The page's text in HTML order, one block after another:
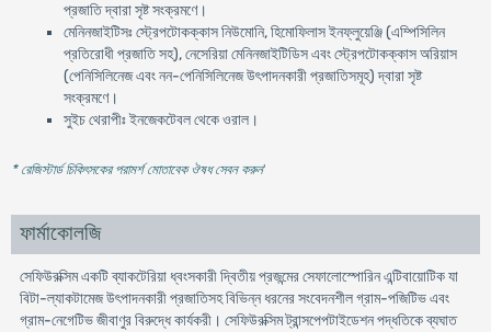
প্রজাতি দ্বারা সৃষ্ট সংক্রমণে।
মেনিনজাইটিসঃ স্ট্রেপটোকক্কাস নিউমোনি, হিমোফিলাস ইনফ্লুয়েঞ্জি (এম্পিসিলিন
প্রতিরোধী প্রজাতি সহ), নেসেরিয়া মেনিনজাইটিডিস এবং স্ট্রেপটোকক্কাস অরিয়াস
(পেনিসিলিনেজ এবং নন-পেনিসিলিনেজ উৎপাদনকারী প্রজাতিসমূহ) দ্বারা সৃষ্ট
সংক্রমণে।
সুইচ থেরাপীঃ ইনজেকটেবল থেকে ওরাল।
* রেজিস্টার্ড চিকিৎসকের পরামর্শ মোতাবেক ঔষধ সেবন করুন'
ফার্মাকোলজি
সেফিউরক্সিম একটি ব্যাকটেরিয়া ধ্বংসকারী দ্বিতীয় প্রজন্মের সেফালোস্পোরিন এন্টিবায়োটিক যা
বিটা-ল্যাকটামেজ উৎপাদনকারী প্রজাতিসহ বিভিন্ন ধরনের সংবেদনশীল গ্রাম-পজিটিভ এবং
গ্রাম-নেগেটিভ জীবাণুর বিরুদ্ধে কার্যকরী। সেফিউরক্সিম ট্রান্সপেপটাইডেশন পদ্ধতিকে ব্যঘাত